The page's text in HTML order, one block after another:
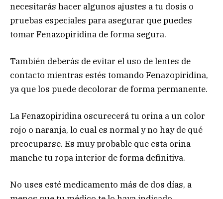
necesitarás hacer algunos ajustes a tu dosis o
pruebas especiales para asegurar que puedes
tomar Fenazopiridina de forma segura.
También deberás de evitar el uso de lentes de
contacto mientras estés tomando Fenazopiridina,
ya que los puede decolorar de forma permanente.
La Fenazopiridina oscurecerá tu orina a un color
rojo o naranja, lo cual es normal y no hay de qué
preocuparse. Es muy probable que esta orina
manche tu ropa interior de forma definitiva.
No uses esté medicamento más de dos días, a